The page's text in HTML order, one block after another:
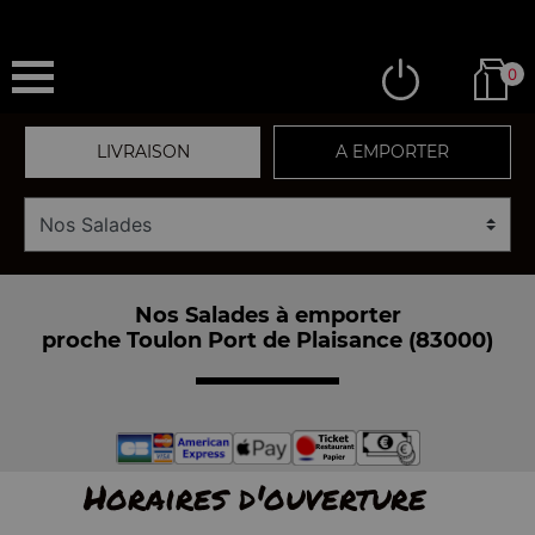
0
LIVRAISON A EMPORTER
Nos Salades à emporter
proche Toulon Port de Plaisance (83000)
Horaires d'ouverture